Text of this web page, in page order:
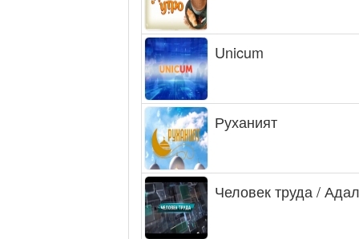
Unicum
Руханият
Человек труда /